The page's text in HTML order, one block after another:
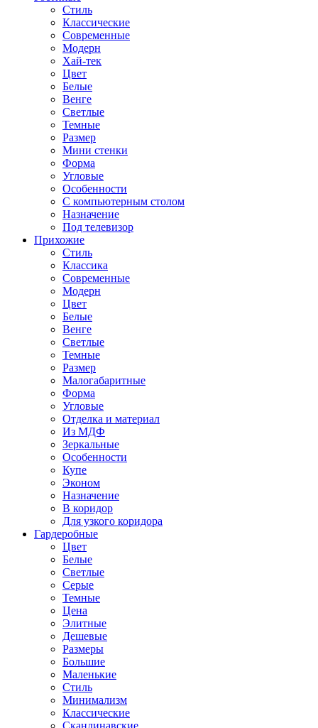
Стиль
Классические
Современные
Модерн
Хай-тек
Цвет
Белые
Венге
Светлые
Темные
Размер
Мини стенки
Форма
Угловые
Особенности
С компьютерным столом
Назначение
Под телевизор
Прихожие
Стиль
Классика
Современные
Модерн
Цвет
Белые
Венге
Светлые
Темные
Размер
Малогабаритные
Форма
Угловые
Отделка и материал
Из МДФ
Зеркальные
Особенности
Купе
Эконом
Назначение
В коридор
Для узкого коридора
Гардеробные
Цвет
Белые
Светлые
Серые
Темные
Цена
Элитные
Дешевые
Размеры
Большие
Маленькие
Стиль
Минимализм
Классические
Скандинавские